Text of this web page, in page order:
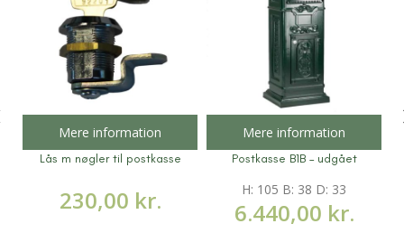
Mere information
Lås m nøgler til postkasse
230,00 kr.
Mere information
Postkasse B1B – udgået
H: 105 B: 38 D: 33
6.440,00 kr.